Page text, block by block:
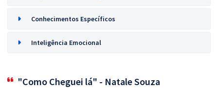
Conhecimentos Específicos
Inteligência Emocional
"Como Cheguei lá" - Natale Souza